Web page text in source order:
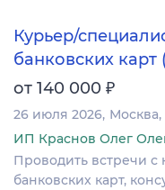
Курьер/
банковских
от 140 000 ₽
26 июля 2026 Москва
ИП Краснов Олег
Проводить встречи с
банковских карт,